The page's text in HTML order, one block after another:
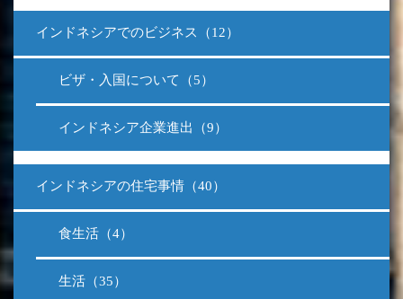
インドネシアでのビジネス（12）
ビザ・入国について（5）
インドネシア企業進出（9）
インドネシアの住宅事情（40）
食生活（4）
生活（35）